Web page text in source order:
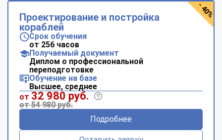
Проектирование и постройка
кораблей
Срок обучения
от 256 часов
Получаемый документ
Диплом о профессиональной
переподготовке
Обучение на базе
Высшее, среднее
от 32 980 руб.
от 54 980 руб.
Подробнее
- 40%